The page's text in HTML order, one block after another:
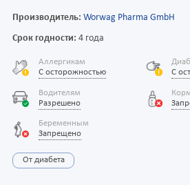
Производитель: Worwag Pharma GmbH
Срок годности: 4 года
Аллергикам
С осторожностью
С
Водителям
Разрешено
Беременным
Запрещено
От диабета